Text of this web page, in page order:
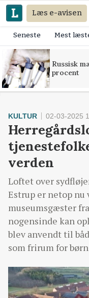
Læs e-avisen
Seneste Mest
Russisk
procent
KULTUR 02-03-2025
verden
Loftet over
Estrup er netop
museumsgæster
nogensinde kan
blev anvendt til
som frirum for